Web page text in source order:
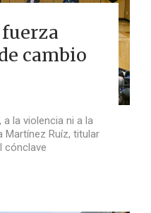
cambio
a la violencia ni a la
Martínez Ruíz, titular
cónclave